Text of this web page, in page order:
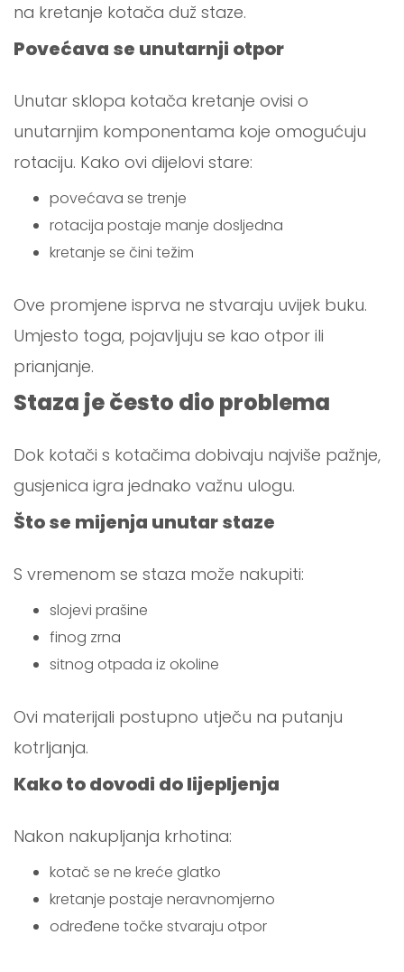
na kretanje kotača duž staze.
Povećava se unutarnji otpor
Unutar sklopa kotača kretanje ovisi o
unutarnjim komponentama koje omogućuju
rotaciju. Kako ovi dijelovi stare:
povećava se trenje
rotacija postaje manje dosljedna
kretanje se čini težim
Ove promjene isprva ne stvaraju uvijek buku.
Umjesto toga, pojavljuju se kao otpor ili
prianjanje.
Staza je često dio problema
Dok kotači s kotačima dobivaju najviše pažnje,
gusjenica igra jednako važnu ulogu.
Što se mijenja unutar staze
S vremenom se staza može nakupiti:
slojevi prašine
finog zrna
sitnog otpada iz okoline
Ovi materijali postupno utječu na putanju
kotrljanja.
Kako to dovodi do lijepljenja
Nakon nakupljanja krhotina:
kotač se ne kreće glatko
kretanje postaje neravnomjerno
određene točke stvaraju otpor